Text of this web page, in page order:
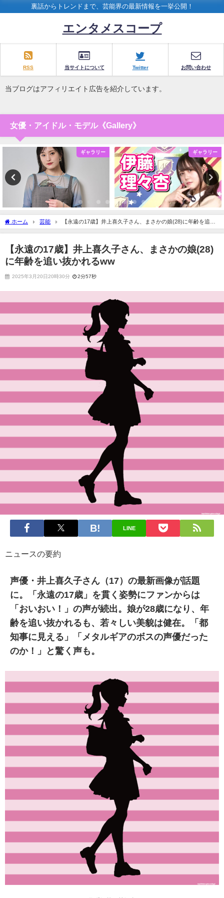
裏話からトレンドまで、芸能界の最新情報を一挙公開！
エンタメスコープ
RSS 当サイトについて Twitter お問い合わせ
当ブログはアフィリエイト広告を紹介しています。
女優・アイドル・モデル《Gallery》
ギャラリー ギャラリー
ホーム 芸能
【永遠の17歳】井上喜久子さん、まさかの娘(28)に年齢を追い
抜かれるww
【永遠の17歳】井上喜久子さん、まさかの娘(28)
に年齢を追い抜かれるww
2025年3月20日20時30分 2分57秒
LINE
ニュースの要約
声優・井上喜久子さん（17）の最新画像が話題
に。「永遠の17歳」を貫く姿勢にファンからは
「おいおい！」の声が続出。娘が28歳になり、年
齢を追い抜かれるも、若々しい美貌は健在。「都
知事に見える」「メタルギアのボスの声優だった
のか！」と驚く声も。